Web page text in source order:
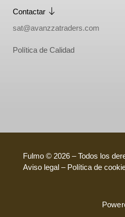
Contactar
sat@avanzzatraders.com
Política de Calidad
Fulmo © 2026 – Todos los
Aviso legal – Política de